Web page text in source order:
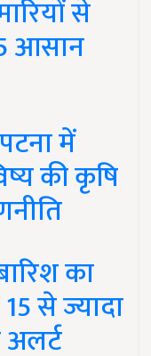
से
आसान
में
की कृषि
का
से ज्यादा